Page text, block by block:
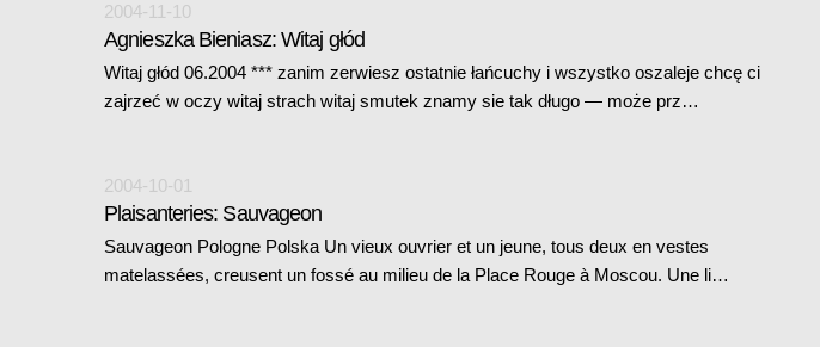
2004-11-10
Agnieszka Bieniasz: Witaj głód
Witaj głód 06.2004 *** zanim zerwiesz ostatnie łańcuchy i wszystko oszaleje chcę ci
zajrzeć w oczy witaj strach witaj smutek znamy sie tak długo — może prz…
2004-10-01
Plaisanteries: Sauvageon
Sauvageon Pologne Polska Un vieux ouvrier et un jeune, tous deux en vestes
matelassées, creusent un fossé au milieu de la Place Rouge à Moscou. Une li…